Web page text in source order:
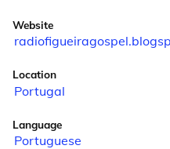
Website
Location
Portugal
Language
Portuguese